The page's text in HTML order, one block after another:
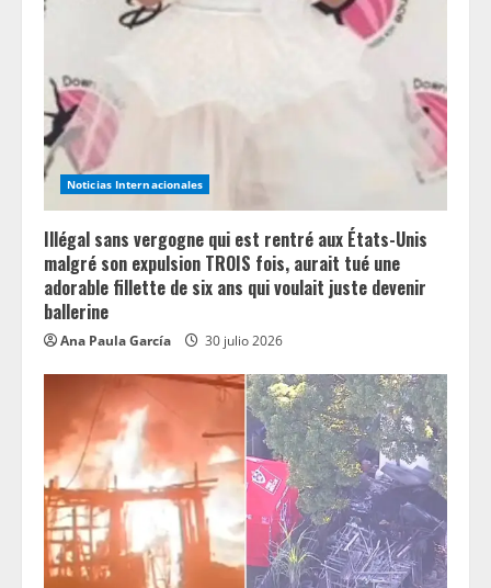
Noticias Internacionales
Illégal sans vergogne qui est rentré aux États-Unis
malgré son expulsion TROIS fois, aurait tué une
adorable fillette de six ans qui voulait juste devenir
ballerine
Ana Paula García 30 julio 2026